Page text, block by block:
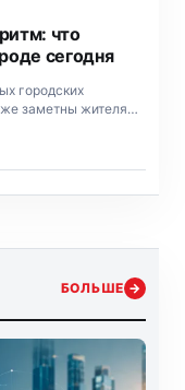
что
сегодня
городских
заметны жителям
БОЛЬШЕ →